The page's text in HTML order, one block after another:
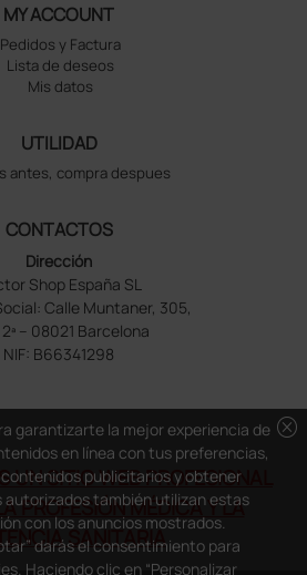
MY ACCOUNT
Pedidos y Factura
Lista de deseos
Mis datos
UTILIDAD
antes, compra despues
CONTACTOS
Dirección
Shop España SL
Calle Muntaner, 305,
– 08021 Barcelona
NIF: B66341298
UN SITIO WEB PROFESIONAL
PROFESIÓN MÉDICA Y LA
SANITARIA
cancel
garantizarte la mejor experiencia de
en línea con tus preferencias,
publicitarios y obtener
también utilizan estas
con los anuncios mostrados.
darás el consentimiento para
Haciendo clic en “Personalizar